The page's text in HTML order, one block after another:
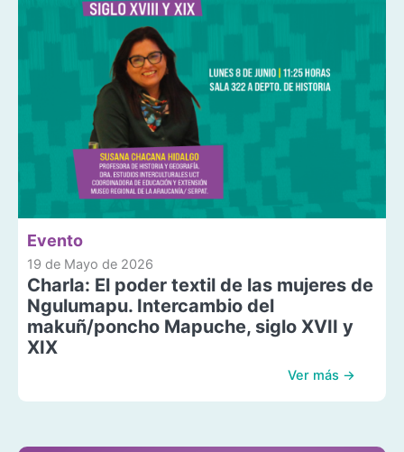
Evento
19 de Mayo de 2026
Charla: El poder textil de las mujeres de
Ngulumapu. Intercambio del
makuñ/poncho Mapuche, siglo XVII y
XIX
Ver más →